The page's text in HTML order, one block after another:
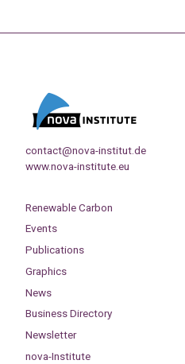
contact@nova-institut.de
www.nova-institute.eu
Renewable Carbon
Events
Publications
Graphics
News
Business Directory
Newsletter
nova-Institute